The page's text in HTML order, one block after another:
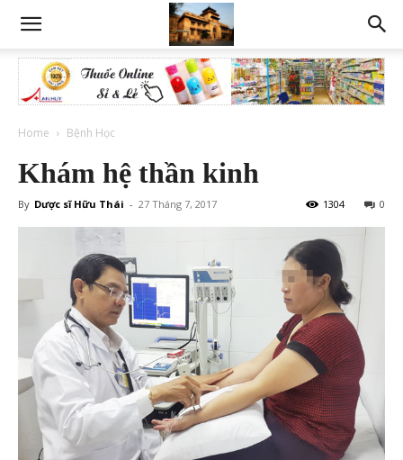
Home Bệnh Học
Khám hệ thần kinh
By Dược sĩ Hữu Thái - 27 Tháng 7, 2017 0
1304